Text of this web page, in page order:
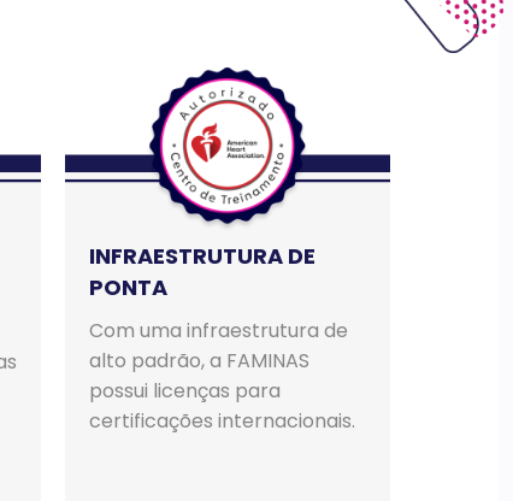
INFRAESTRUTURA DE
PONTA
Com uma infraestrutura de
alto padrão, a FAMINAS
possui licenças para
certificações internacionais.